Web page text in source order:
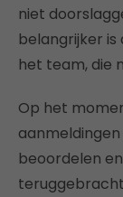
niet
belangrijker
het team, die
Op het
beoordelen